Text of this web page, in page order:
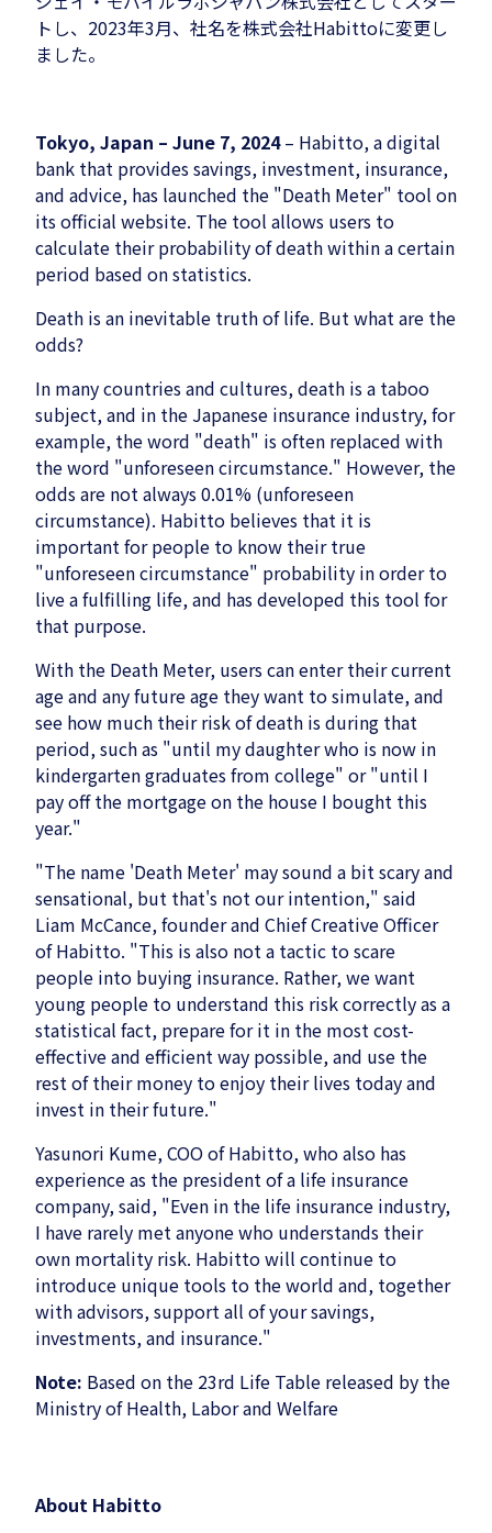
トし、2023年3月、社名を株式会社Habittoに変更し
ました。
Tokyo, Japan – June 7, 2024– Habitto, a digital
bank that provides savings, investment, insurance,
and advice, has launched the "Death Meter" tool on
its official website. The tool allows users to
calculate their probability of death within a certain
period based on statistics.
Death is an inevitable truth of life. But what are the
odds?
In many countries and cultures, death is a taboo
subject, and in the Japanese insurance industry, for
example, the word "death" is often replaced with
the word "unforeseen circumstance." However, the
odds are not always 0.01% (unforeseen
circumstance). Habitto believes that it is
important for people to know their true
"unforeseen circumstance" probability in order to
live a fulfilling life, and has developed this tool for
that purpose.
With the Death Meter, users can enter their current
age and any future age they want to simulate, and
see how much their risk of death is during that
period, such as "until my daughter who is now in
kindergarten graduates from college" or "until I
pay off the mortgage on the house I bought this
year."
"The name 'Death Meter' may sound a bit scary and
sensational, but that's not our intention," said
Liam McCance, founder and Chief Creative Officer
of Habitto. "This is also not a tactic to scare
people into buying insurance. Rather, we want
young people to understand this risk correctly as a
statistical fact, prepare for it in the most cost-
effective and efficient way possible, and use the
rest of their money to enjoy their lives today and
invest in their future."
Yasunori Kume, COO of Habitto, who also has
experience as the president of a life insurance
company, said, "Even in the life insurance industry,
I have rarely met anyone who understands their
own mortality risk. Habitto will continue to
introduce unique tools to the world and, together
with advisors, support all of your savings,
investments, and insurance."
Note: Based on the 23rd Life Table released by the
Ministry of Health, Labor and Welfare
About Habitto